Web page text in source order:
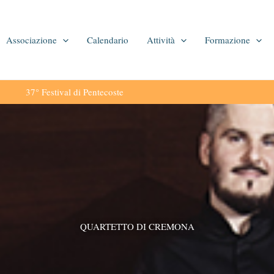
Associazione Calendario Attività Formazione
37° Festival di Pentecoste
QUARTETTO DI CREMONA